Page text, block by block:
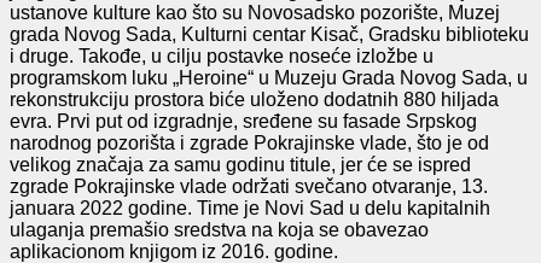
ustanove kulture kao što su Novosadsko pozorište, Muzej
grada Novog Sada, Kulturni centar Kisač, Gradsku biblioteku
i druge. Takođe, u cilju postavke noseće izložbe u
programskom luku „Heroine“ u Muzeju Grada Novog Sada, u
rekonstrukciju prostora biće uloženo dodatnih 880 hiljada
evra. Prvi put od izgradnje, sređene su fasade Srpskog
narodnog pozorišta i zgrade Pokrajinske vlade, što je od
velikog značaja za samu godinu titule, jer će se ispred
zgrade Pokrajinske vlade održati svečano otvaranje, 13.
januara 2022 godine. Time je Novi Sad u delu kapitalnih
ulaganja premašio sredstva na koja se obavezao
aplikacionom knjigom iz 2016. godine.